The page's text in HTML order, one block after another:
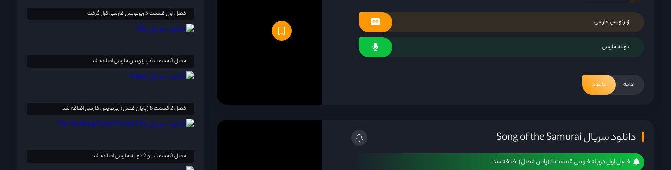
زیرنویس فارسی
دوبله فارسی
ادامه دانلود
دانلود سریال Song of the Samurai
فصل اول دوبله فارسی قسمت 8 (پایان فصل) اضافه شد
فصل اول قسمت 5 زیرنویس فارسی قرار گرفت
فصل 3 قسمت 6 زیرنویس فارسی اضافه شد
فصل 2 قسمت 8 (پایان فصل) زیرنویس فارسی اضافه شد
فصل 3 قسمت 1 و 2 دوبله فارسی اضافه شد